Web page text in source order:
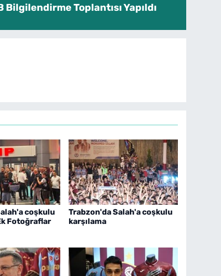
Bilgilendirme Toplantısı Yapıldı
coşkulu
Fotoğraflar
Trabzon'da Salah'a coşkulu
karşılama